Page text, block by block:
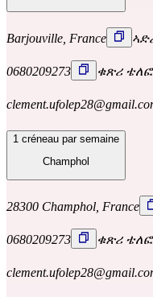
Barjouville, France
0680209273 ቁጽሪ
1 créneau par semaine
Champhol
28300 Champhol, France
0680209273 ቁጽሪ